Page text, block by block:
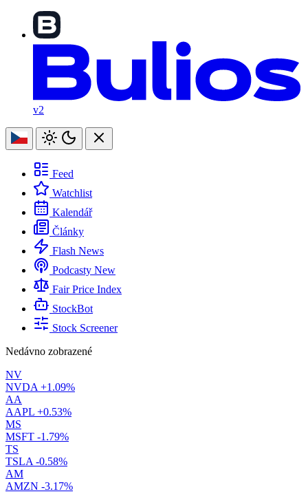
v2
Feed
Watchlist
Kalendář
Články
Flash News
Podcasty New
Fair Price Index
StockBot
Stock Screener
Nedávno zobrazené
NV
NVDA +1.09%
AA
AAPL +0.53%
MS
MSFT -1.79%
TS
TSLA -0.58%
AM
AMZN -3.17%